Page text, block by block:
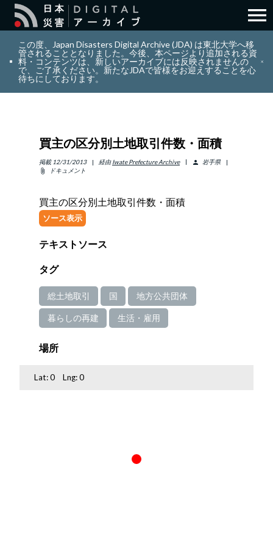
search 検索
layers コレクション
info_outline リソース
ENGLISH
menu
この度、Japan Disasters Digital Archive (JDA) は東北大学へ移
管されることとなりました。今後、本ページより追加される資
料・コンテンツは、新しいアーカイブには反映されませんの
で、ご了承ください。新たなJDAで皆様をお迎えすることを心
待ちにしております。
買主の区分別土地取引件数・面積
掲載 12/31/2013 経由 Iwate Prefecture Archive person
岩手県
attach_file
ドキュメント
買主の区分別土地取引件数・面積
ソース表示
テキストソース
タグ
総土地取引 国 地方公共団体
暮らしの再建 生活・雇用
場所
Lat:0 Lng:0